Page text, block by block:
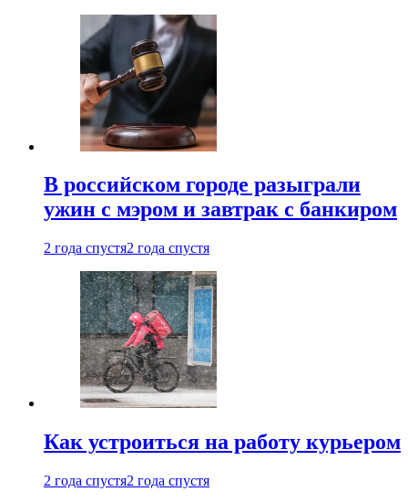
В российском городе разыграли
ужин с мэром и завтрак с банкиром
2 года спустя2 года спустя
Как устроиться на работу курьером
2 года спустя2 года спустя